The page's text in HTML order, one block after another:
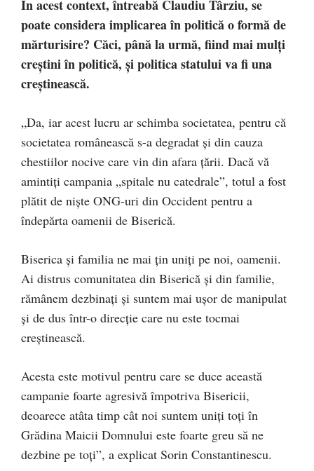
În acest context, întreabă Claudiu Târziu, se
poate considera implicarea în politică o formă de
mărturisire? Căci, până la urmă, fiind mai mulți
creștini în politică, și politica statului va fi una
creștinească.
„Da, iar acest lucru ar schimba societatea, pentru că
societatea românească s-a degradat și din cauza
chestiilor nocive care vin din afara țării. Dacă vă
amintiți campania „spitale nu catedrale”, totul a fost
plătit de niște ONG-uri din Occident pentru a
îndepărta oamenii de Biserică.
Biserica și familia ne mai țin uniți pe noi, oamenii.
Ai distrus comunitatea din Biserică și din familie,
rămânem dezbinați și suntem mai ușor de manipulat
și de dus într-o direcție care nu este tocmai
creștinească.
Acesta este motivul pentru care se duce această
campanie foarte agresivă împotriva Bisericii,
deoarece atâta timp cât noi suntem uniți toți în
Grădina Maicii Domnului este foarte greu să ne
dezbine pe toți”, a explicat Sorin Constantinescu.